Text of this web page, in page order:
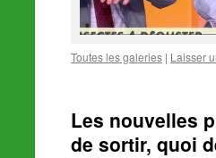
Toutes les galeries | Laisser
Les nouvelles
de sortir, quoi